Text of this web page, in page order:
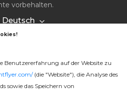
vorbehalten.
Deutsch
TotalTime:
Benutzererfahrung auf der Website zu
(die "Website"), die Analyse des
sowie das Speichern von